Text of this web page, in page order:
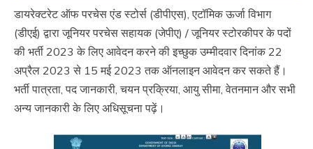
jobs
Sarkari
Result
Sarkari
Yojana
डायरेक्टरेट ऑफ परचेस एंड स्टोर्स (डीपीएस), एटॉमिक ऊर्जा विभाग
(डीएई) द्वारा जूनियर परचेस सहायक (जेपीए) / जूनियर स्टोरकीपर के पदों
की भर्ती 2023 के लिए आवेदन करने की इच्छुक उम्मीदवार दिनांक 22
अप्रैल 2023 से 15 मई 2023 तक ऑनलाइन आवेदन कर सकते हैं।
भर्ती पात्रता, पद जानकारी, चयन प्रक्रिया, आयु सीमा, वेतनमान और सभी
अन्य जानकारी के लिए अधिसूचना पढ़ें।